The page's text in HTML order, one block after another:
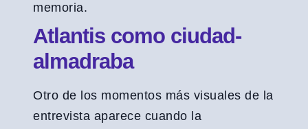
memoria.
Atlantis como ciudad-
almadraba
Otro de los momentos más visuales de la
entrevista aparece cuando la